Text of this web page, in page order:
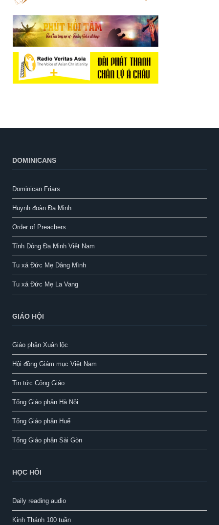
DOMINICANS
Dominican Friars
Huynh đoàn Đa Minh
Order of Preachers
Tỉnh Dòng Đa Minh Việt Nam
Tu xá Đức Mẹ Dâng Mình
Tu xá Đức Mẹ La Vang
GIÁO HỘI
Giáo phận Xuân lộc
Hội đồng Giám mục Việt Nam
Tin tức Công Giáo
Tổng Giáo phận Hà Nội
Tổng Giáo phận Huế
Tổng Giáo phận Sài Gòn
HỌC HỎI
Daily reading audio
Kinh Thánh 100 tuần